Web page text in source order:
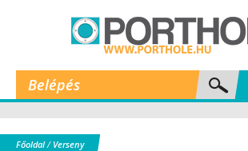
Belépés
Főoldal/ Verseny